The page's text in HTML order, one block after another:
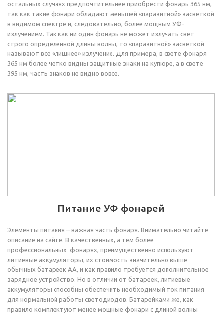
остальных случаях предпочтительнее приобрести фонарь 365 нм,
так как такие фонари обладают меньшей «паразитной» засветкой
в видимом спектре и, следовательно, более мощным УФ-
излучением. Так как ни один фонарь не может излучать свет
строго определенной длины волны, то «паразитной» засветкой
называют все «лишнее» излучение. Для примера, в свете фонаря
365 нм более четко видны защитные знаки на купюре, а в свете
395 нм, часть знаков не видно вовсе.
Питание УФ фонарей
Элементы питания – важная часть фонаря. Внимательно читайте
описание на сайте. В качественных, а тем более
профессиональных фонарях, преимущественно используют
литиевые аккумуляторы, их стоимость значительно выше
обычных батареек АА, и как правило требуется дополнительное
зарядное устройство. Но в отличии от батареек, литиевые
аккумуляторы способны обеспечить необходимый ток питания
для нормальной работы светодиодов. Батарейками же, как
правило комплектуют менее мощные фонари с длиной волны